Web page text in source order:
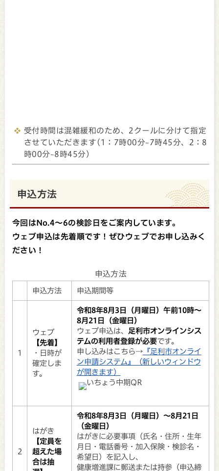
受付時間は混雑緩和のため、2クールに分けて指定
させていただきます(1：7時00分~7時45分、2：8
時00分~8時45分）
申込方法
今回はNo.4～6の検診日をご案内しています。
ウェブ申込は先着順です！ぜひウェブでお申し込みく
ださい！
申込方法
申込方法 申込期間等
1
ウェブ
【先着】
・日時が
確定しま
す。
令和8年8月3日（月曜日）午前10時～
8月21日（金曜日）
ウェブ申込は、
足利市オンラインシス
テムの利用者登録が必要です。
申し込みはこちら→『足利市オンライ
ン申請システム』（新しいウィンドウ
が開きます）
2
はがき
【定員を
超えた場
合は抽
令和8年8月3日（月曜日）～8月21日
（金曜日）
はがきに必要事項（氏名・住所・生年
月日・電話番号・加入保険・検診名・
希望日）を記入し、
健康増進課に郵送または持参（申込締